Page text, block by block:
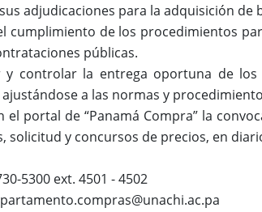
adjudicaciones para la adquisición
cumplimiento de los procedimientos
públicas.
y controlar la entrega oportuna de
a las normas y
el portal de “Panamá Compra” la
solicitud y concursos de precios, en
5300 ext. 4501 - 4502